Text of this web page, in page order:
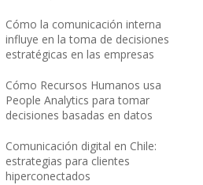
Cómo la comunicación interna
influye en la toma de decisiones
estratégicas en las empresas
Cómo Recursos Humanos usa
People Analytics para tomar
decisiones basadas en datos
Comunicación digital en Chile:
estrategias para clientes
hiperconectados